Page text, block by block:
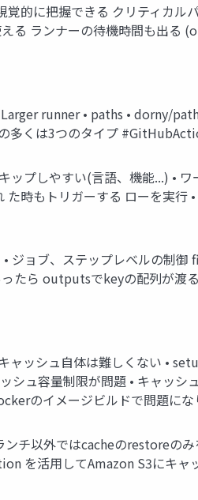
に把握できる クリティカル
る ランナーの待機時間も出る
runner • paths • dorny/
多くは3つのタイプ
プしやすい(言語、機能...) •
時もトリガーする ローを実行
ョブ、ステップレベルの制御
ったら outputsでkeyの配列が
ッシュ自体は難しくない •
ュ容量制限が問題 • キャッシ
のイメージビルドで問題に
チ以外ではcacheのrestoreの
を活用してAmazon S3にキャ